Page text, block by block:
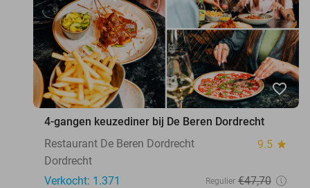
favorite_border
4-gangen keuzediner bij De Beren Dordrecht
Restaurant De Beren Dordrecht
9.5 star
Dordrecht
Verkocht: 1.371
Regulier €47,70